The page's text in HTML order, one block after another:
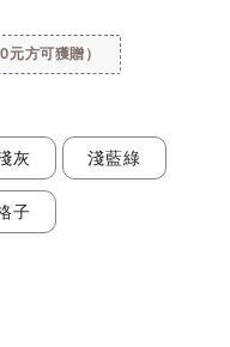
方可獲贈）
灰 淺藍綠
子